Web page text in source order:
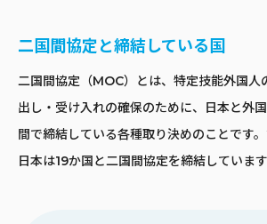
二国間協定と締結している国
二国間協定（MOC）とは、特定技能外国人
出し・受け入れの確保のために、日本と外
間で締結している各種取り決めのことです
日本は19か国と二国間協定を締結しています